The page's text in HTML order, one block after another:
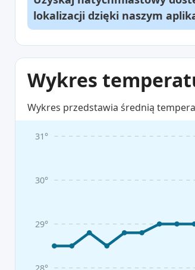
lokalizacji dzięki naszym
Wykres
Wykres przedstawia średnią
28°
29°
30°
31°